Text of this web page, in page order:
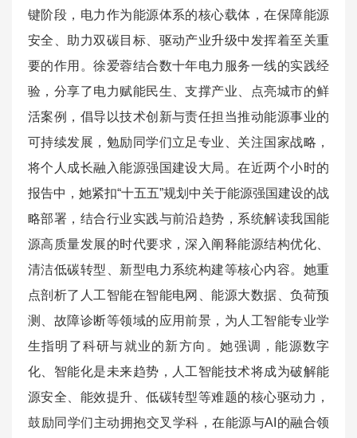
键阶段，电力作为能源体系的核心载体，在保障能源
安全、助力双碳目标、驱动产业升级中发挥着至关重
要的作用。徐爱蓉结合数十年电力服务一线的实践经
验，分享了电力赋能民生、支撑产业、点亮城市的鲜
活案例，倡导以技术创新与责任担当推动能源事业的
可持续发展，勉励同学们立足专业、关注国家战略，
将个人成长融入能源强国建设大局。在近两个小时的
报告中，她紧扣“十五五”规划中关于能源强国建设的战
略部署，结合行业实践与前沿趋势，系统解读我国能
源高质量发展的时代要求，深入阐释能源结构优化、
清洁低碳转型、新型电力系统构建等核心内容。她重
点剖析了人工智能在智能电网、能源大数据、负荷预
测、故障诊断等领域的应用前景，为人工智能专业学
生指明了科研与就业的新方向。她强调，能源数字
化、智能化是未来趋势，人工智能技术将成为破解能
源安全、能效提升、低碳转型等难题的核心驱动力，
鼓励同学们主动拥抱交叉学科，在能源与AI的融合领